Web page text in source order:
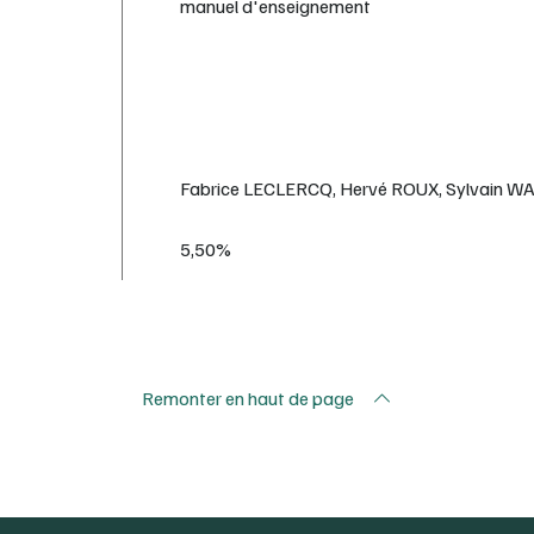
manuel d'enseignement
Fabrice LECLERCQ, Hervé ROUX, Sylvain
5,50%
Remonter en haut de page